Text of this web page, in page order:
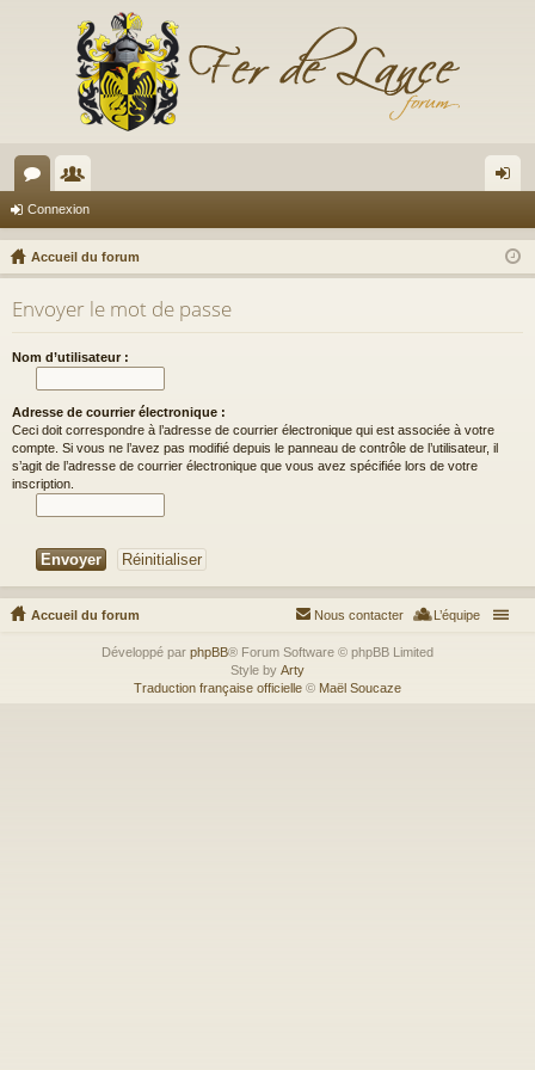
or
u
m
s
e
m
br
es
ne
xi
Connexion
Accueil du forum
Envoyer le mot de passe
Nom d’utilisateur :
Adresse de courrier électronique :
Ceci doit correspondre à l’adresse de courrier électronique qui est associée à votre
compte. Si vous ne l’avez pas modifié depuis le panneau de contrôle de l’utilisateur, il
s’agit de l’adresse de courrier électronique que vous avez spécifiée lors de votre
inscription.
Accueil du forum L’équipe
Nous contacter
Développé par phpBB® Forum Software © phpBB Limited
Style by Arty
Traduction française officielle © Maël Soucaze